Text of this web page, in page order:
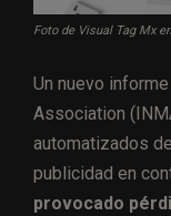
Foto de Visual Tag Mx
Un nuevo
Association
automatizados
publicidad en
provocado